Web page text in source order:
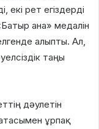
екі рет егіздерді
ана» медалін
алыпты. Ал,
таңы
дәулетін
ұрпақ